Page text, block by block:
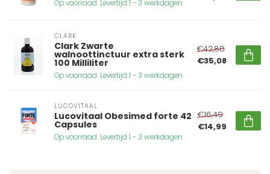
Op voorraad. Levertijd 1 - 3 werkdagen
CLARK
Clark Zwarte
walnoottinctuur extra sterk
100 Milliliter
Op voorraad. Levertijd 1 - 3 werkdagen
€42,88
€35,08
LUCOVITAAL
Lucovitaal Obesimed forte 42
Capsules
Op voorraad. Levertijd 1 - 3 werkdagen
€16,49
€14,99